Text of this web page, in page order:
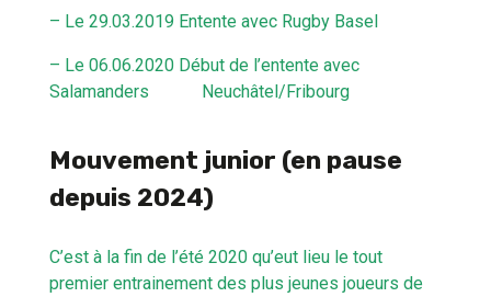
– Le 29.03.2019 Entente avec Rugby Basel
– Le 06.06.2020 Début de l’entente avec
Salamanders Neuchâtel/Fribourg
Mouvement junior (en pause
depuis 2024)
C’est à la fin de l’été 2020 qu’eut lieu le tout
premier entrainement des plus jeunes joueurs de